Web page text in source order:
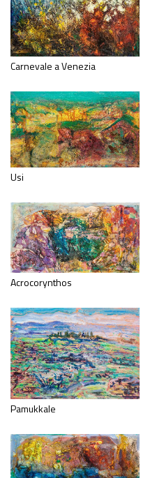
Carnevale a Venezia
Usi
Acrocorynthos
Pamukkale